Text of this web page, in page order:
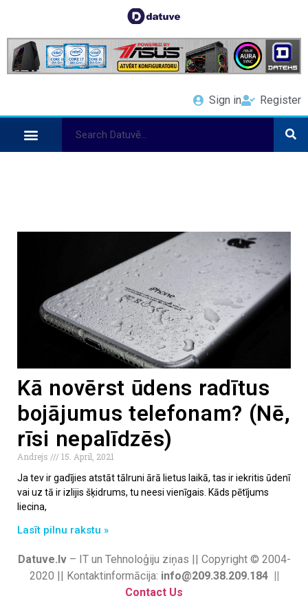
Sign in Register
Kā novērst ūdens radītus
bojājumus telefonam? (Nē,
rīsi nepalīdzēs)
Andrejs
15. April, 2021
Ja tev ir gadījies atstāt tālruni ārā lietus laikā, tas ir iekritis ūdenī
vai uz tā ir izlijis šķidrums, tu neesi vienīgais. Kāds pētījums
liecina,
Lasīt pilnu rakstu »
Datuve.lv– IT un Tehnoloģiju ziņas || Copyright © 2004-
2020 || Kontaktinformācija: info@209.38.209.184 ||
Contact Us